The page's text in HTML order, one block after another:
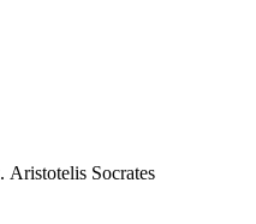
Aristotelis Socrates